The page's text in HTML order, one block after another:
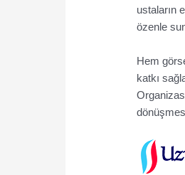
ustaların
özenle
Hem
katkı